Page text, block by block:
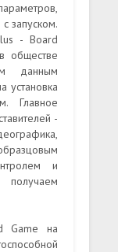
запуском.
- Board
обществе
данным
установка
Главное
-
и
Game на